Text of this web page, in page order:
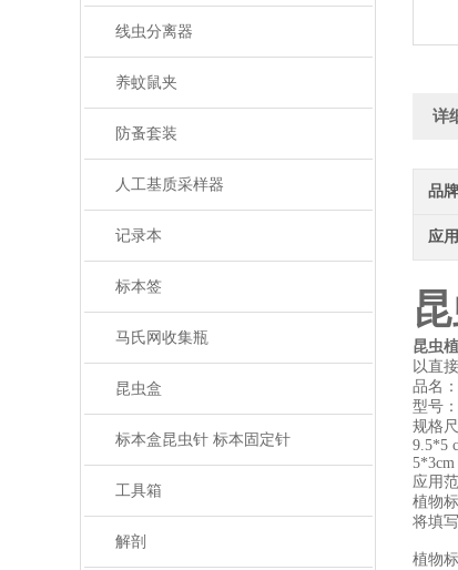
线虫分离器
养蚊鼠夹
防蚤套装
人工基质采样器
记录本
标本签
马氏网收集瓶
昆虫盒
标本盒昆虫针 标本固定针
工具箱
解剖
详
品牌
应
昆虫
以直
品名
型号
规格
9.5*5
5*3cm
应用
植物
将填
植物